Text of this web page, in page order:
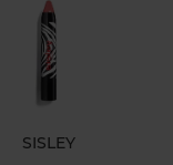
SISLEY